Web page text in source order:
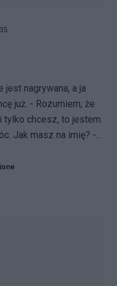
jest nagrywana, a ja
już. - Rozumiem, że
tylko chcesz, to jestem
Jak masz na imię? -...